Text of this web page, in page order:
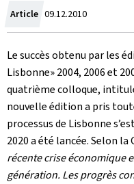
Article Crée
le
09.12.2010
Le succès obtenu par les
Lisbonne» 2004, 2006 et
quatrième colloque,
nouvelle édition a pris
processus de Lisbonne
2020 a été lancée. Selon
récente crise économique
génération. Les progrès